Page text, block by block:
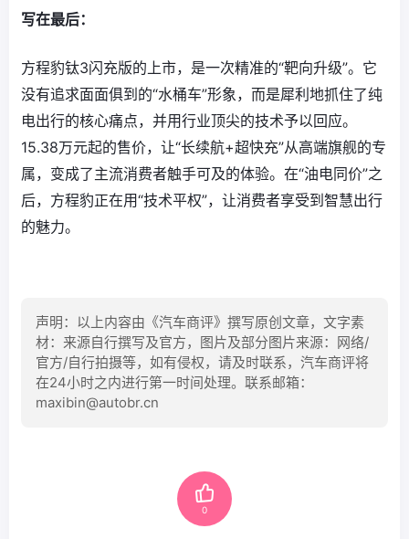
写在最后：
方程豹钛3闪充版的上市，是一次精准的“靶向升级”。它
没有追求面面俱到的“水桶车”形象，而是犀利地抓住了纯
电出行的核心痛点，并用行业顶尖的技术予以回应。
15.38万元起的售价，让“长续航+超快充”从高端旗舰的专
属，变成了主流消费者触手可及的体验。在“油电同价”之
后，方程豹正在用“技术平权”，让消费者享受到智慧出行
的魅力。
声明：以上内容由《汽车商评》撰写原创文章，文字素
材：来源自行撰写及官方，图片及部分图片来源：网络/
官方/自行拍摄等，如有侵权，请及时联系，汽车商评将
在24小时之内进行第一时间处理。联系邮箱：
maxibin@autobr.cn
0